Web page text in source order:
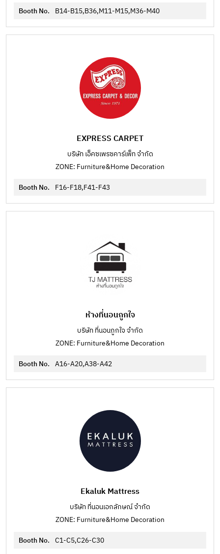
Booth No. B14-B15,B36,M11-M15,M36-M40
EXPRESS CARPET
บริษัท เอ็คซเพรซคาร์เพ็ท จำกัด
ZONE: Furniture&Home Decoration
Booth No. F16-F18,F41-F43
ห้างที่นอนถูกใจ
บริษัท ที่นอนถูกใจ จำกัด
ZONE: Furniture&Home Decoration
Booth No. A16-A20,A38-A42
Ekaluk Mattress
บริษัท ที่นอนเอกลักษณ์ จำกัด
ZONE: Furniture&Home Decoration
Booth No. C1-C5,C26-C30